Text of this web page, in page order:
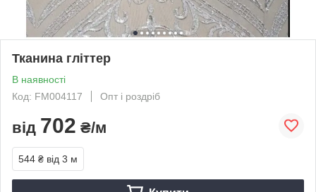
Тканина гліттер
В наявності
Код: FM004117
Опт і роздріб
від 702 ₴/м
544 ₴ від 3 м